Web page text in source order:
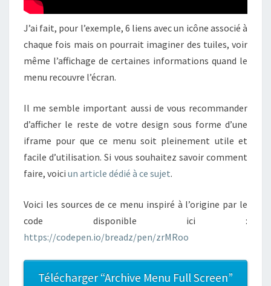
J’ai fait, pour l’exemple, 6 liens avec un icône associé à
chaque fois mais on pourrait imaginer des tuiles, voir
même l’affichage de certaines informations quand le
menu recouvre l’écran.
Il me semble important aussi de vous recommander
d’afficher le reste de votre design sous forme d’une
iframe pour que ce menu soit pleinement utile et
facile d’utilisation. Si vous souhaitez savoir comment
faire, voici un article dédié à ce sujet.
Voici les sources de ce menu inspiré à l’origine par le
code disponible ici :
https://codepen.io/breadz/pen/zrMRoo
Télécharger “Archive Menu Full Screen”